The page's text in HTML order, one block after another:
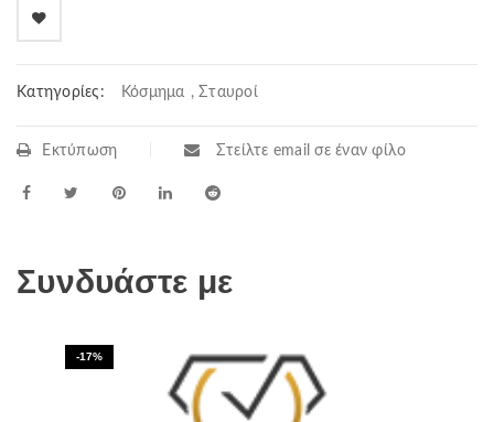
Κατηγορίες: Κόσμημα , Σταυροί
Εκτύπωση Στείλτε email σε έναν φίλο
Συνδυάστε με
-17%